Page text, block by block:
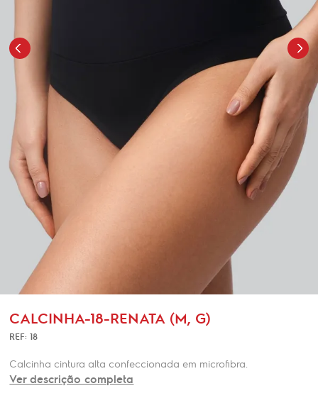
CALCINHA-18-RENATA (M, G)
REF: 18
Calcinha cintura alta confeccionada em microfibra.
Ver descrição completa